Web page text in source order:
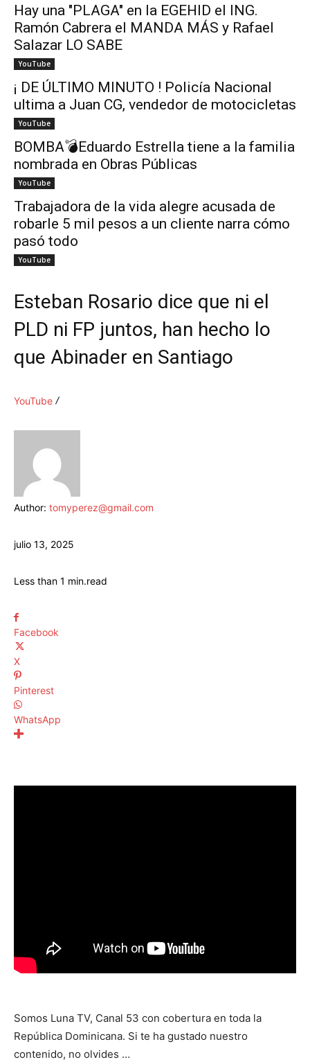
Hay una "PLAGA" en la EGEHID el ING.
Ramón Cabrera el MANDA MÁS y Rafael
Salazar LO SABE
YouTube
¡ DE ÚLTIMO MINUTO ! Policía Nacional
ultima a Juan CG, vendedor de motocicletas
YouTube
BOMBA💣Eduardo Estrella tiene a la familia
nombrada en Obras Públicas
YouTube
Trabajadora de la vida alegre acusada de
robarle 5 mil pesos a un cliente narra cómo
pasó todo
YouTube
Esteban Rosario dice que ni el
PLD ni FP juntos, han hecho lo
que Abinader en Santiago
YouTube
Author: tomyperez@gmail.com
julio 13, 2025
Less than 1 min.read
Facebook
X
Pinterest
WhatsApp
Somos Luna TV, Canal 53 con cobertura en toda la
República Dominicana. Si te ha gustado nuestro
contenido, no olvides …